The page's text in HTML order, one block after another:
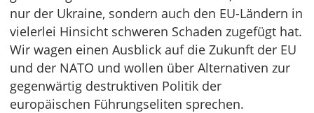
nur der Ukraine, sondern auch den EU-Ländern in
vielerlei Hinsicht schweren Schaden zugefügt hat.
Wir wagen einen Ausblick auf die Zukunft der EU
und der NATO und wollen über Alternativen zur
gegenwärtig destruktiven Politik der
europäischen Führungseliten sprechen.